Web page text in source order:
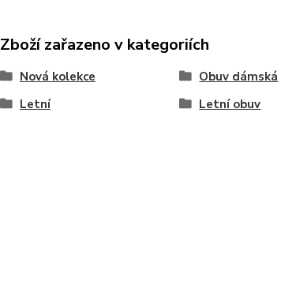
Zboží zařazeno v kategoriích
Nová kolekce Obuv dámská
Letní
Letní obuv